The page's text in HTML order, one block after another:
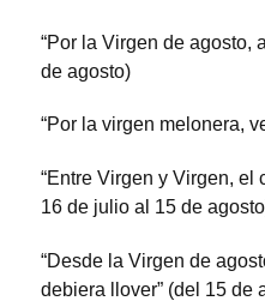
“Por la Virgen de agosto,
de agosto)
“Por la virgen melonera,
“Entre Virgen y Virgen, el
16 de julio al 15 de
“Desde la Virgen de
debiera llover” (del 15 de